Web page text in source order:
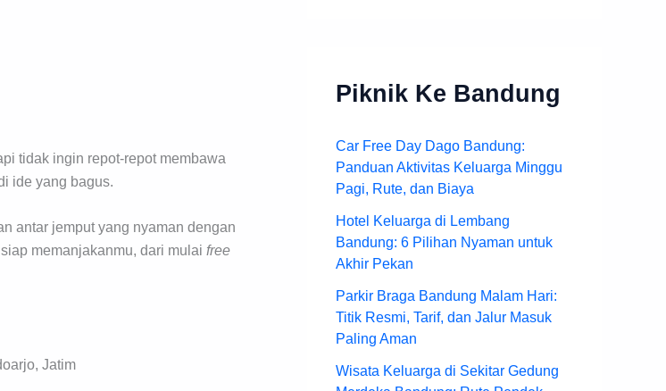
tidak ingin repot-repot membawa
ide yang bagus.
antar jemput yang nyaman dengan
memanjakanmu, dari mulai free
Jatim
Piknik Ke Bandung
Car Free Day Dago Bandung:
Panduan Aktivitas Keluarga Minggu
Pagi, Rute, dan Biaya
Hotel Keluarga di Lembang
Bandung: 6 Pilihan Nyaman untuk
Akhir Pekan
Parkir Braga Bandung Malam Hari:
Titik Resmi, Tarif, dan Jalur Masuk
Paling Aman
Wisata Keluarga di Sekitar Gedung